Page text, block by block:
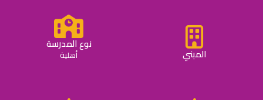
المبني
نوع المدرسة
أهلية